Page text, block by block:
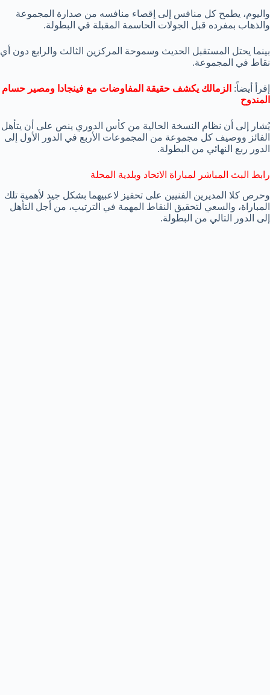
واليوم، يطمح كل منافس إلى إقصاء منافسه من صدارة المجموعة
والذهاب بمفرده قبل الجولات الحاسمة المقبلة في البطولة.
بينما يحتل المستقبل الحديث وسموحة المركزين الثالث والرابع دون أي
نقاط في المجموعة.
إقرأ أيضاً: الزمالك يكشف حقيقة المفاوضات مع فينجادا ومصير حسام
المندوح
يُشار إلى أن نظام النسخة الحالية من كأس الدوري ينص على أن يتأهل
الفائز ووصيف كل مجموعة من المجموعات الأربع في الدور الأول إلى
الدور ربع النهائي من البطولة.
رابط البث المباشر لمباراة الاتحاد وبلدية المحلة
وحرص كلا المديرين الفنيين على تحفيز لاعبيهما بشكل جيد لأهمية تلك
المباراة، والسعي لتحقيق النقاط المهمة في الترتيب، من أجل التأهل
إلى الدور التالي من البطولة.